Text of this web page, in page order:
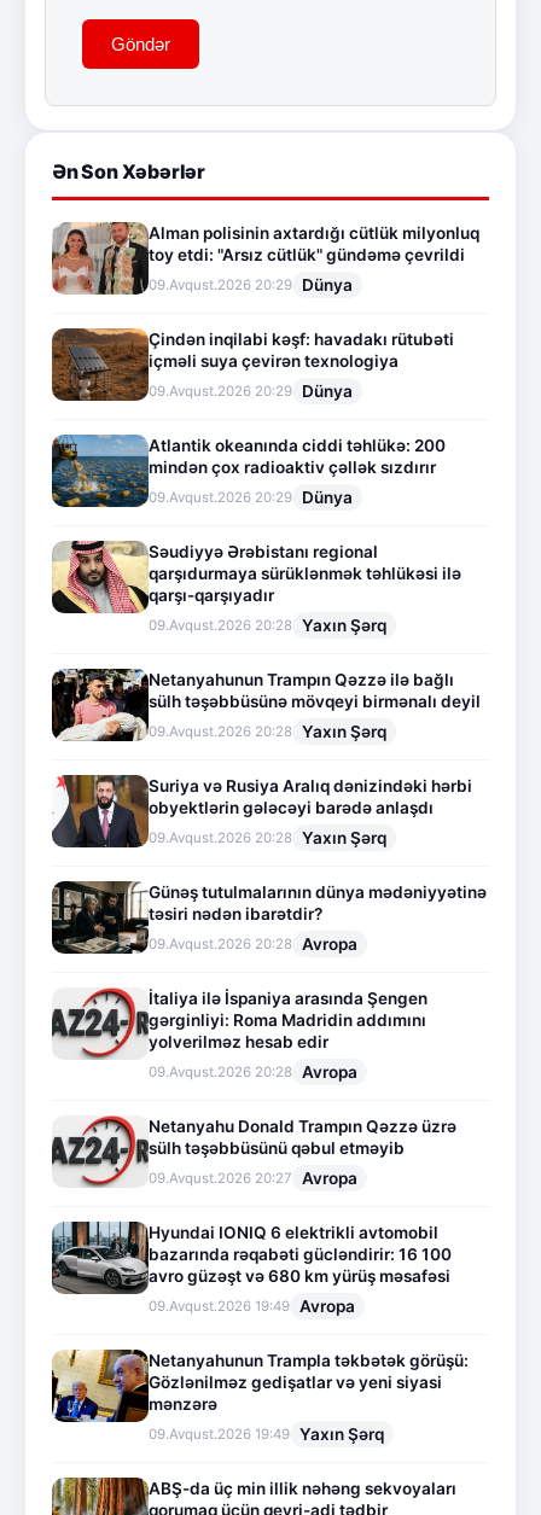
Göndər
Ən Son Xəbərlər
Alman polisinin axtardığı cütlük milyonluq
toy etdi: "Arsız cütlük" gündəmə çevrildi
09.Avqust.2026 20:29 Dünya
Çindən inqilabi kəşf: havadakı rütubəti
içməli suya çevirən texnologiya
09.Avqust.2026 20:29 Dünya
Atlantik okeanında ciddi təhlükə: 200
mindən çox radioaktiv çəllək sızdırır
09.Avqust.2026 20:29 Dünya
Səudiyyə Ərəbistanı regional
qarşıdurmaya sürüklənmək təhlükəsi ilə
qarşı-qarşıyadır
09.Avqust.2026 20:28 Yaxın Şərq
Netanyahunun Trampın Qəzzə ilə bağlı
sülh təşəbbüsünə mövqeyi birmənalı deyil
09.Avqust.2026 20:28 Yaxın Şərq
Suriya və Rusiya Aralıq dənizindəki hərbi
obyektlərin gələcəyi barədə anlaşdı
09.Avqust.2026 20:28 Yaxın Şərq
Günəş tutulmalarının dünya mədəniyyətinə
təsiri nədən ibarətdir?
09.Avqust.2026 20:28 Avropa
İtaliya ilə İspaniya arasında Şengen
gərginliyi: Roma Madridin addımını
yolverilməz hesab edir
09.Avqust.2026 20:28 Avropa
Netanyahu Donald Trampın Qəzzə üzrə
sülh təşəbbüsünü qəbul etməyib
09.Avqust.2026 20:27 Avropa
Hyundai IONIQ 6 elektrikli avtomobil
bazarında rəqabəti gücləndirir: 16 100
avro güzəşt və 680 km yürüş məsafəsi
09.Avqust.2026 19:49 Avropa
Netanyahunun Trampla təkbətək görüşü:
Gözlənilməz gedişatlar və yeni siyasi
mənzərə
09.Avqust.2026 19:49 Yaxın Şərq
ABŞ-da üç min illik nəhəng sekvoyaları
qorumaq üçün qeyri-adi tədbir